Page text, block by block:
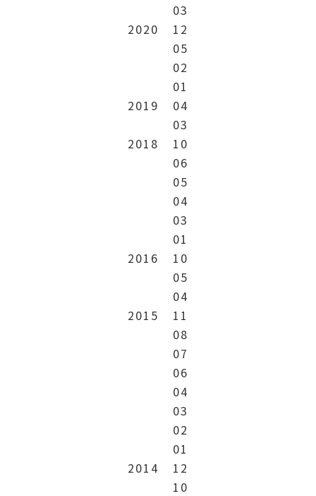
03
2020
12
05
02
01
2019
04
03
2018
10
06
05
04
03
01
2016
10
05
04
2015
11
08
07
06
04
03
02
01
2014
12
10